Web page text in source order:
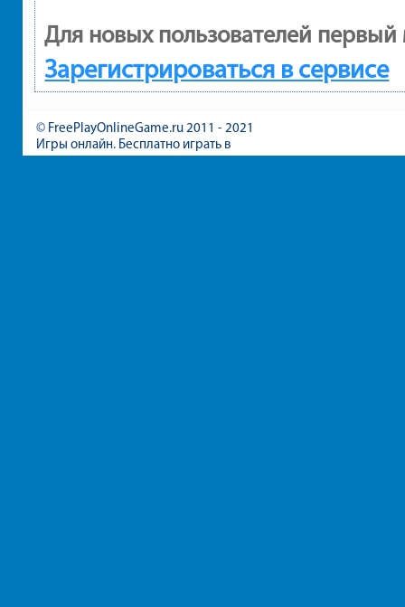
Для новых пользователей первый
Зарегистрироваться в сервисе
© FreePlayOnlineGame.ru 2011 - 2021
Игры онлайн. Бесплатно играть в
игры для девочек и мальчиков